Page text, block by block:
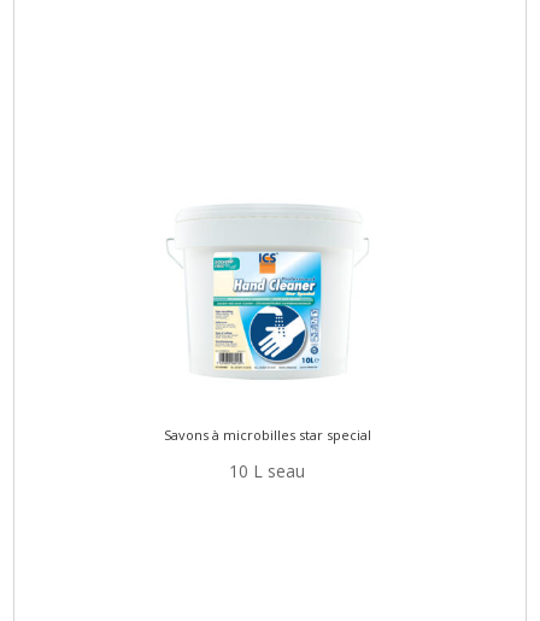
Savons à microbilles star special
10 L seau